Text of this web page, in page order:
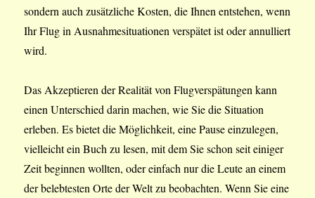
sondern auch zusätzliche Kosten, die Ihnen entstehen, wenn
Ihr Flug in Ausnahmesituationen verspätet ist oder annulliert
wird.
Das Akzeptieren der Realität von Flugverspätungen kann
einen Unterschied darin machen, wie Sie die Situation
erleben. Es bietet die Möglichkeit, eine Pause einzulegen,
vielleicht ein Buch zu lesen, mit dem Sie schon seit einiger
Zeit beginnen wollten, oder einfach nur die Leute an einem
der belebtesten Orte der Welt zu beobachten. Wenn Sie eine